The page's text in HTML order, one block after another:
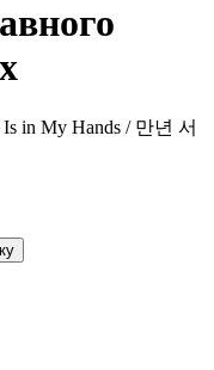
Is in My Hands / 만년 서